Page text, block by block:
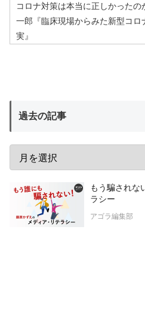
コロナ対策は本当に正しかったの
一郎『臨床現場からみた新型コロ
実』
過去の記事
もう騙され
ラシー
アゴラ編集部